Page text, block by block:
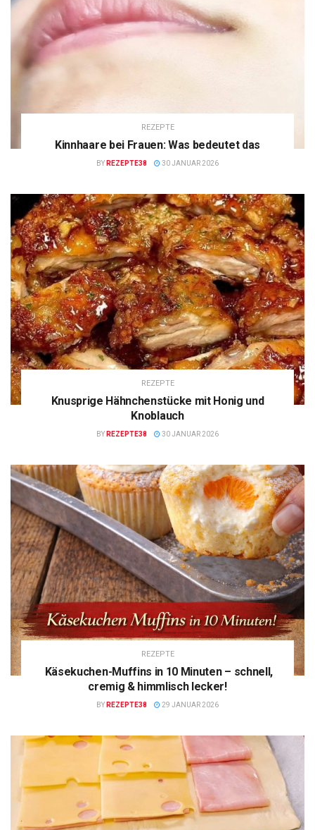
REZEPTE
Kinnhaare bei Frauen: Was bedeutet das
BY REZEPTE38 30 JANUAR 2026
REZEPTE
Knusprige Hähnchenstücke mit Honig und
Knoblauch
BY REZEPTE38 30 JANUAR 2026
REZEPTE
Käsekuchen-Muffins in 10 Minuten – schnell,
cremig & himmlisch lecker!
BY REZEPTE38 29 JANUAR 2026